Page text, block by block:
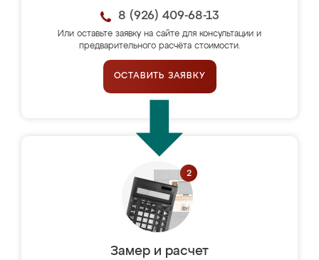
8 (926) 409-68-13
Или оставьте заявку на сайте для консультации и
предварительного расчёта стоимости.
ОСТАВИТЬ ЗАЯВКУ
Замер и расчет